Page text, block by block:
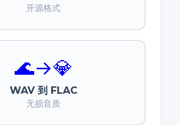
开源格式
🌊→💎
WAV 到 FLAC
无损音质